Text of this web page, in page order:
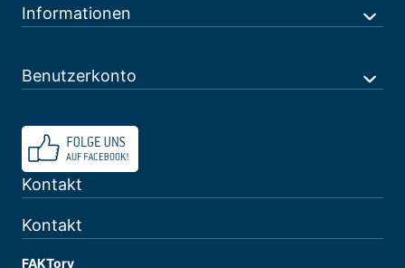
Informationen
Benutzerkonto
Kontakt
Kontakt
FAKTory